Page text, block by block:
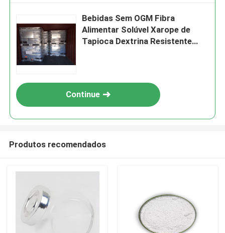
Bebidas Sem OGM Fibra
Alimentar Solúvel Xarope de
Tapioca Dextrina Resistente
Continue
Produtos recomendados